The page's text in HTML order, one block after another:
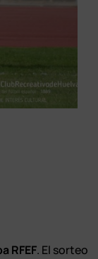
RFEF. El sorteo